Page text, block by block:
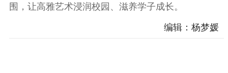
电影创作 电影市场
围，让高雅艺术浸润校园、滋养学子成长。
编辑：杨梦媛